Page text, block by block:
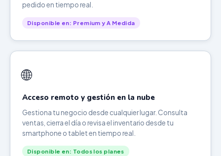
pedido en tiempo real.
Disponible en: Premium y A Medida
🌐
Acceso remoto y gestión en la nube
Gestiona tu negocio desde cualquier lugar. Consulta
ventas, cierra el día o revisa el inventario desde tu
smartphone o tablet en tiempo real.
Disponible en: Todos los planes